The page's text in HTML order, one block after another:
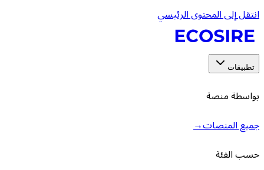
انتقل إلى المحتوى الرئيسي
تطبيقات
بواسطة منصة
جميع المنصات→
حسب الفئة